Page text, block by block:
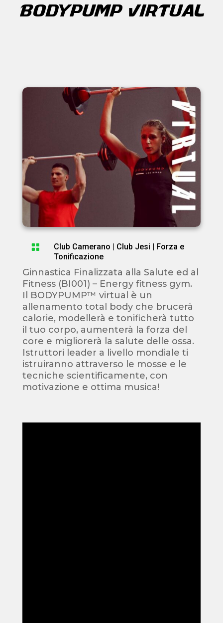
BODYPUMP VIRTUAL
 Club Camerano Club Jesi
Forza e
Tonificazione
Ginnastica Finalizzata alla Salute ed al
Fitness (BI001) – Energy fitness gym.
Il BODYPUMP™ virtual è un
allenamento total body che brucerà
calorie, modellerà e tonificherà tutto
il tuo corpo, aumenterà la forza del
core e migliorerà la salute delle ossa.
Istruttori leader a livello mondiale ti
istruiranno attraverso le mosse e le
tecniche scientificamente, con
motivazione e ottima musica!